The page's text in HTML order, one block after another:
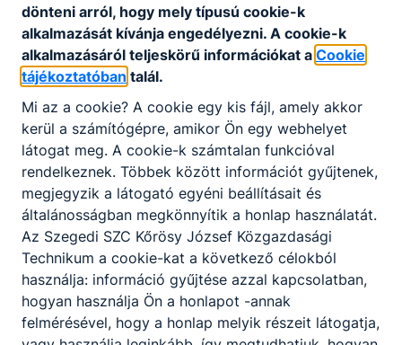
Javítóvizsgák
2025/2026. tanév javítóvizsgáinak időpontjai.
2026. júl. 9. IT
dönteni arról, hogy mely típusú cookie-k
alkalmazását kívánja engedélyezni. A cookie-k
alkalmazásáról teljeskörű információkat a Cookie
tájékoztatóban talál.
Mi az a cookie? A cookie egy kis fájl, amely akkor
kerül a számítógépre, amikor Ön egy webhelyet
látogat meg. A cookie-k számtalan funkcióval
rendelkeznek. Többek között információt gyűjtenek,
megjegyzik a látogató egyéni beállításait és
általánosságban megkönnyítik a honlap használatát.
Az Szegedi SZC Kőrösy József Közgazdasági
Technikum a cookie-kat a következő célokból
használja: információ gyűjtése azzal kapcsolatban,
hogyan használja Ön a honlapot -annak
felmérésével, hogy a honlap melyik részeit látogatja,